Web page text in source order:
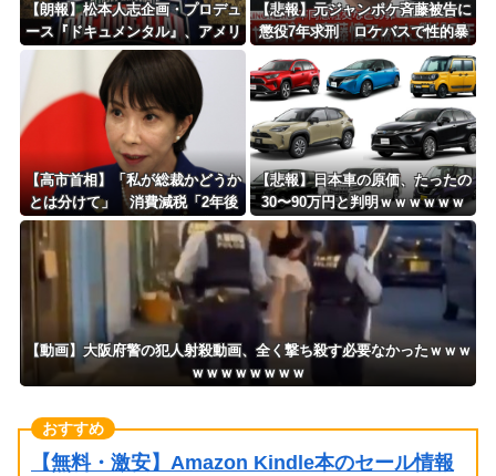
【朗報】松本人志企画・プロデュ
ース『ドキュメンタル』、アメリ
カで初の制作が決定！ 海外タイ
トル『LOL』として世界25ヶ国・
地域で展開
【悲報】元ジャンポケ斉藤被告に
懲役7年求刑 ロケバスで性的暴
行の罪ｗｗｗｗｗｗｗｗｗ
【高市首相】「私が総裁かどうか
とは分けて」 消費減税「2年後
に私の責任で戻す」発言を説明
【悲報】日本車の原価、たったの
30〜90万円と判明ｗｗｗｗｗｗ
ｗｗｗｗｗ
【動画】大阪府警の犯人射殺動画、全く撃ち殺す必要なかったｗｗｗ
ｗｗｗｗｗｗｗｗ
【無料・激安】Amazon Kindle本のセール情報